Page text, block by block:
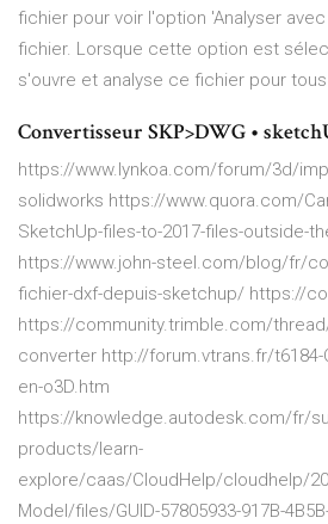
fichier pour voir l'option 'Analyser
fichier. Lorsque cette option est
s'ouvre et analyse ce fichier pour tous
Convertisseur SKP>DWG •
https://www.lynkoa.com/forum/3d/
solidworks https://www.quora.com/
SketchUp-files-to-2017-files-outside-
https://www.john-steel.com/blog/fr/
fichier-dxf-depuis-sketchup/ https://
https://community.trimble.com/
converter http://forum.vtrans.fr/t6184-
en-o3D.htm
https://knowledge.autodesk.com/fr/
products/learn-
explore/caas/CloudHelp/cloudhelp/
Model/files/GUID-57805933-917B-